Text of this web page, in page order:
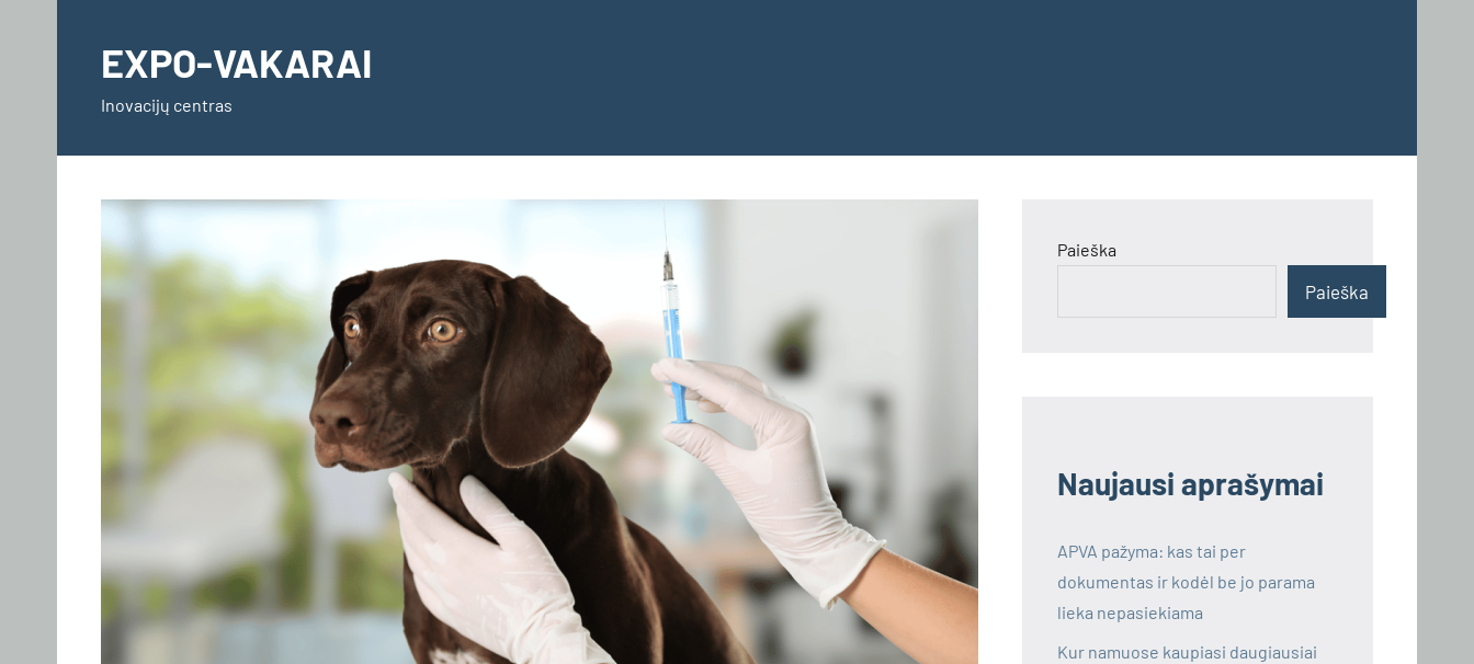
contentEXPO-VAKARAI
Inovacijų centras
Paieška
Paieška
Naujausi aprašymai
APVA pažyma: kas tai per
dokumentas ir kodėl be jo parama
lieka nepasiekiama
Kur namuose kaupiasi daugiausiai